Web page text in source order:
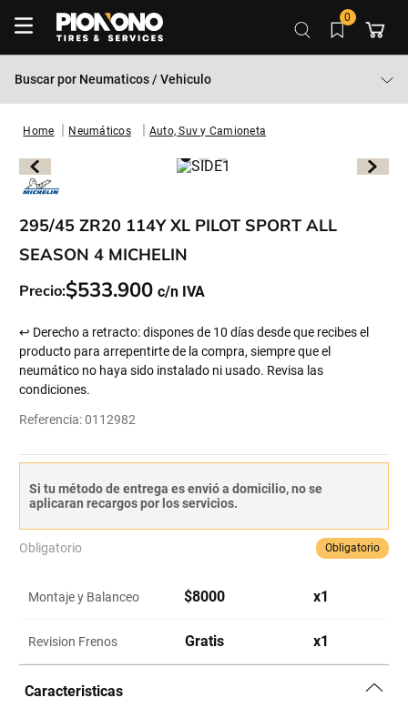
0
Buscar por Neumaticos / Vehiculo
Neumáticos Auto, Suv y Camioneta
295/45 ZR20 114Y XL PILOT SPORT ALL
SEASON 4 MICHELIN
Precio:$533.900
↩ Derecho a retracto: dispones de 10 días desde que recibes el
producto para arrepentirte de la compra, siempre que el
neumático no haya sido instalado ni usado. Revisa las
condiciones.
Referencia:0112982
Si tu método de entrega es envió a domicilio, no se
aplicaran recargos por los servicios.
Obligatorio Obligatorio
Montaje y Balanceo $8000 x1
Revision Frenos Gratis x1
Caracteristicas